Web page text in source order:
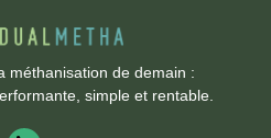
méthanisation de demain :
simple et rentable.